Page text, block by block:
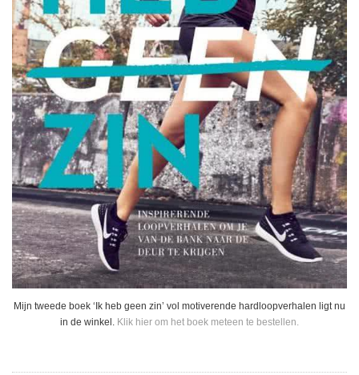
Mijn tweede boek ‘Ik heb geen zin’ vol motiverende hardloopverhalen ligt nu
in de winkel. Klik hier om het boek meteen te bestellen.